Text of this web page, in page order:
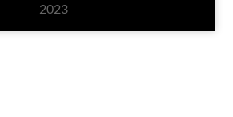
2023